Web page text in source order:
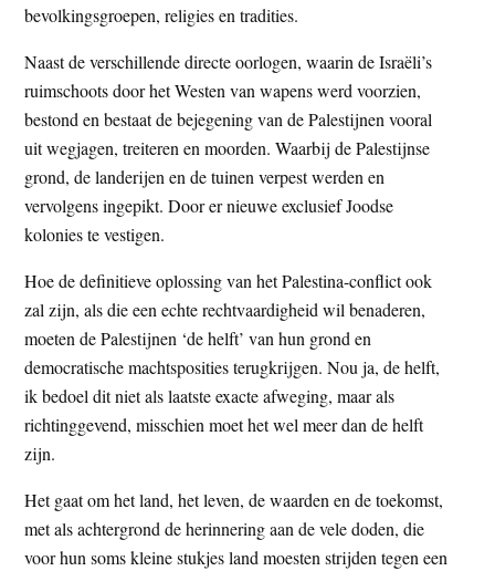
bevolkingsgroepen, religies en tradities.
Naast de verschillende directe oorlogen, waarin de Israëli’s
ruimschoots door het Westen van wapens werd voorzien,
bestond en bestaat de bejegening van de Palestijnen vooral
uit wegjagen, treiteren en moorden. Waarbij de Palestijnse
grond, de landerijen en de tuinen verpest werden en
vervolgens ingepikt. Door er nieuwe exclusief Joodse
kolonies te vestigen.
Hoe de definitieve oplossing van het Palestina-conflict ook
zal zijn, als die een echte rechtvaardigheid wil benaderen,
moeten de Palestijnen ‘de helft’ van hun grond en
democratische machtsposities terugkrijgen. Nou ja, de helft,
ik bedoel dit niet als laatste exacte afweging, maar als
richtinggevend, misschien moet het wel meer dan de helft
zijn.
Het gaat om het land, het leven, de waarden en de toekomst,
met als achtergrond de herinnering aan de vele doden, die
voor hun soms kleine stukjes land moesten strijden tegen een